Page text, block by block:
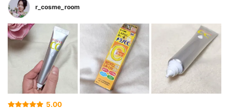
r_cosme_room
5.00